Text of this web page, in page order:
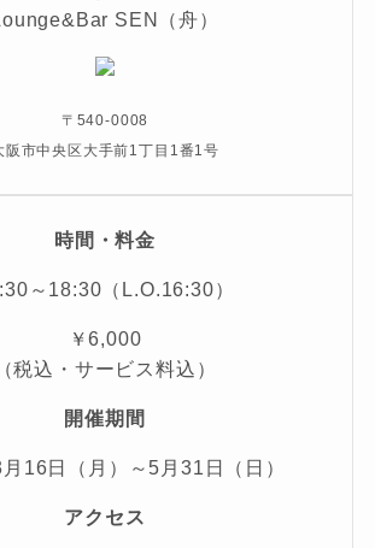
SEN（舟）
〒540-0008
阪市中央区大手前1丁目1番1号
時間・料金
～18:30（L.O.16:30）
￥6,000
（税込・サービス料込）
開催期間
16日（月）～5月31日（日）
アクセス